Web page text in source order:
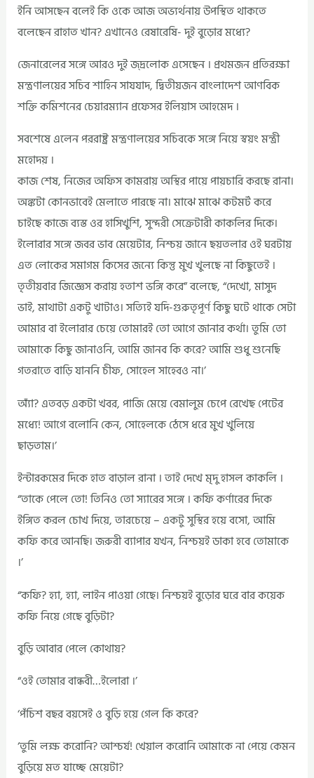
ইনি আসছেন বলেই কি ওকে আজ অভ্যর্থনায় উপস্থিত থাকতে
বলেছেন রাহাত খান? এখানেও রেষারেষি- দুই বুড়োর মধ্যে?
জেনারেলের সঙ্গে আরও দুই জ্দ্রলোক এসেছেন । প্রথমজন প্রতিরক্ষা
মন্ত্রণালয়ের সচিব শাহিন সাযযাদ, দ্বিতীয়জন বাংলাদেশ আণবিক
শক্তি কমিশনের চেয়ারম্যান প্রফেসর ইলিয়াস আহমেদ ।
সবশেষে এলেন পররাষ্ট্র মন্ত্রণালয়ের সচিবকে সঙ্গে নিয়ে স্বয়ং মন্ত্রী
মহোদয় ।
কাজ শেষ, নিজের অফিস কামরায় অস্থির পায়ে পায়চারি করছে রানা।
অঙ্কটা কোনভাবেই মেলাতে পারছে না। মাঝে মাঝে কটমর্ট করে
চাইছে কাজে ব্যস্ত ওর হাসিখুশি, সুন্দরী সেক্রেটারী কাকলির দিকে।
ইলোরার সঙ্গে জবর ভাব মেয়েটার, নিশ্চয় জানে ছয়তলার ওই ঘরটায়
এত লোকের সমাগম কিসের জন্যে কিন্তু মুখ খুলছে না কিছুতেই ।
তৃতীয়বার জিজ্ঞেস করায় হতাশ ভঙ্গি করে” বলেছে, “দেখো, মাসুদ
ভাই, মাথাটা একটু খাটাও। সত্যিই যদি-গুরুতৃপূর্ণ কিছু ঘটে থাকে সেটা
আমার বা ইলোরার চেয়ে তোমারই তো আগে জানার কর্থা। তুমি তো
আমাকে কিছু জানাওনি, আমি জানব কি করে? আমি শুধু শুনেছি
গতরাতে বাড়ি যাননি চীফ, সোহেল সাহেবও না।’
অ্যাঁ? এতবড় একটা খবর, পাজি মেয়ে বেমালুম চেপে রেখেছ পেটের
মধ্যে! আগে বলোনি কেন, সোহেলকে ঠেসে ধরে মুখ খুলিয়ে
ছাড়তাম।’
ইন্টারকমের দিকে হাত বাড়াল রানা । তাই দেখে মৃদু হাসল কাকলি ।
“তাকে পেলে তো! তিনিও তো স্যারের সঙ্গে । কফি কর্ণারের দিকে
ইঙ্গিত করল চোখ দিয়ে, তারচেয়ে – একটু সুস্থির হয়ে বসো, আমি
কফি করে আনছি। জরুরী ব্যাপার যখন, নিশ্চয়ই ডাকা হবে তোমাকে
।’
“কফি? হ্যা, হ্যা, লাইন পাওয়া গেছে। নিশ্চয়ই বুড়োর ঘরে বার কয়েক
কফি নিয়ে গেছে বুড়িটা?
বুড়ি আবার পেলে কোথায়?
“ওই তোমার বান্ধবী…ইলোরা ।’
‘পঁচিশ বছর বয়সেই ও বুড়ি হয়ে গেল কি করে?
‘তুমি লক্ষ করোনি? আশ্চর্য! খেয়াল করোনি আমাকে না পেয়ে কেমন
বুড়িয়ে মত যাচ্ছে মেয়েটা?